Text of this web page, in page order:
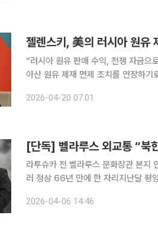
젤렌스키, 美의 러시아 원유
“러시아 원유 판매 수익, 전쟁 자금으로 직결” 볼로디미르 젤렌스키 우크라이나
아산 원유 제재 면제 조치를 연장하기로 한 미국의 결
들인 돈은 전쟁 자금으로 활용된다.
2026-04-20 07:01
[단독] 벨라루스 외교통 “북
라투슈카 전 벨라루스 문화장관 본지
러 정상 66년 만에 한 자리지난달 평양서 벨라
성이 제기됐다. 그간 열린 행사마다
2026-04-06 14:46